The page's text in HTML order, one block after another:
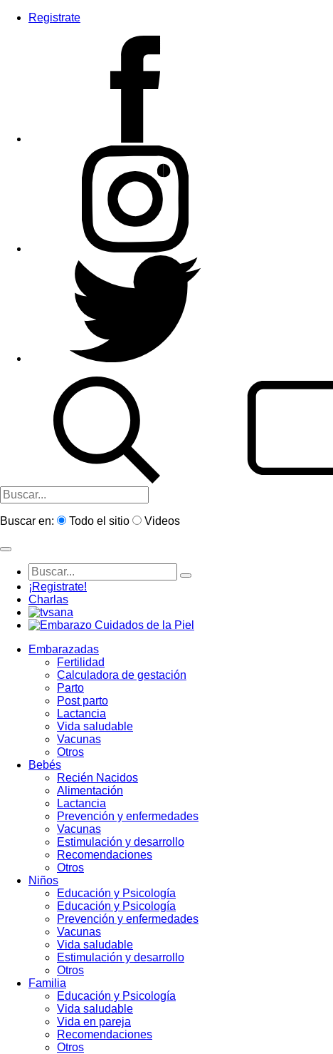
Registrate
Buscar en: Todo el sitio Videos
¡Registrate!
Charlas
Embarazadas
Fertilidad
Calculadora de gestación
Parto
Post parto
Lactancia
Vida saludable
Vacunas
Otros
Bebés
Recién Nacidos
Alimentación
Lactancia
Prevención y enfermedades
Vacunas
Estimulación y desarrollo
Recomendaciones
Otros
Niños
Educación y Psicología
Educación y Psicología
Prevención y enfermedades
Vacunas
Vida saludable
Estimulación y desarrollo
Otros
Familia
Educación y Psicología
Vida saludable
Vida en pareja
Recomendaciones
Otros